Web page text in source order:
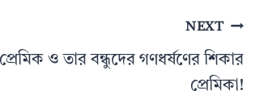
NEXT
ও তার বন্ধুদের গণধর্ষণের শিকার
প্রেমিকা!